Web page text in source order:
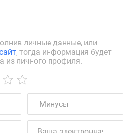
личные данные, или
, тогда информация будет
из личного профиля.